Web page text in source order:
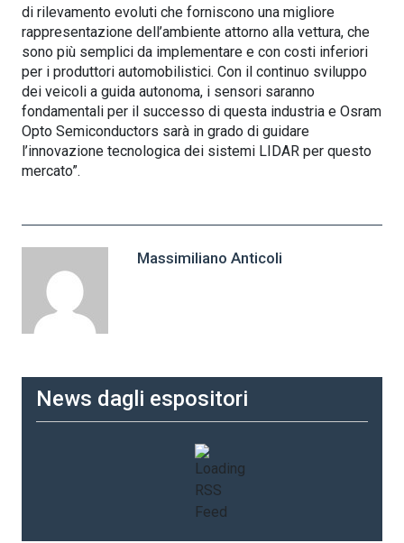
di rilevamento evoluti che forniscono una migliore
rappresentazione dell’ambiente attorno alla vettura, che
sono più semplici da implementare e con costi inferiori
per i produttori automobilistici. Con il continuo sviluppo
dei veicoli a guida autonoma, i sensori saranno
fondamentali per il successo di questa industria e Osram
Opto Semiconductors sarà in grado di guidare
l’innovazione tecnologica dei sistemi LIDAR per questo
mercato”.
Massimiliano Anticoli
News dagli espositori